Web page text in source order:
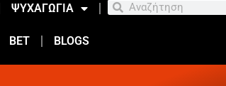
ΨΥΧΑΓΩΓΙΑ
BET BLOGS